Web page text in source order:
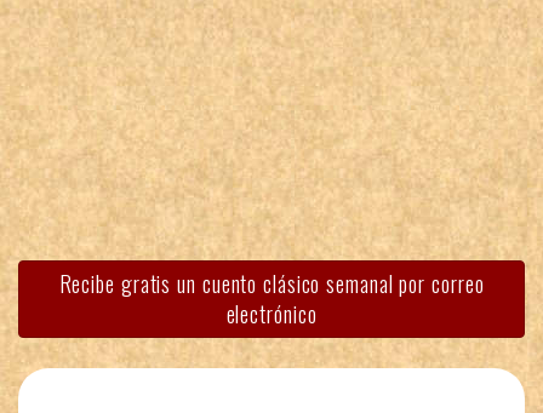
Recibe gratis un cuento clásico semanal por correo
electrónico